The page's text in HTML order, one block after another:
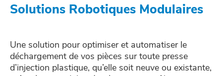
Solutions Robotiques Modulaires
Une solution pour optimiser et automatiser le
déchargement de vos pièces sur toute presse
d’injection plastique, qu’elle soit neuve ou existante,